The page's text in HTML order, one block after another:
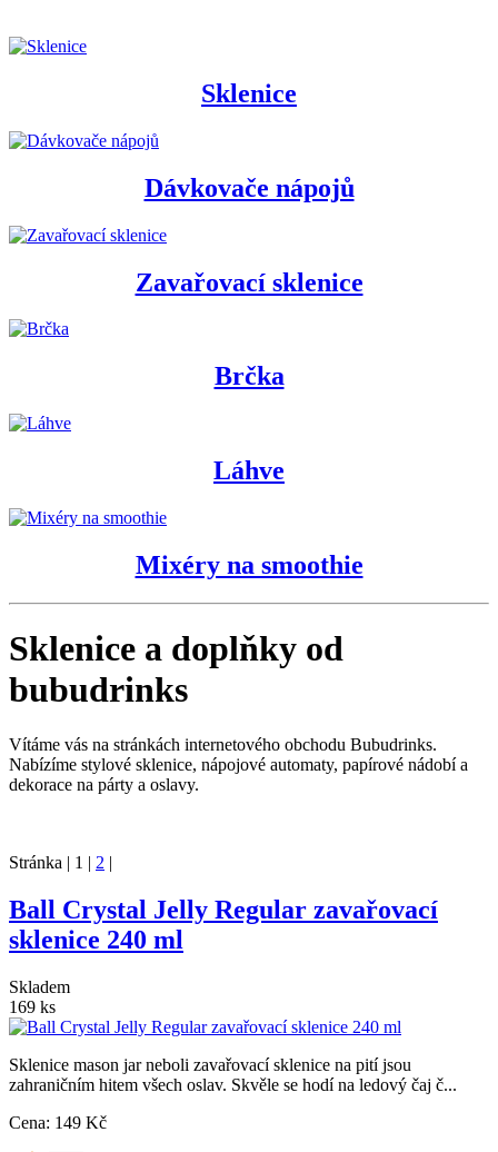
Sklenice
Dávkovače nápojů
Zavařovací sklenice
Brčka
Láhve
Mixéry na smoothie
Sklenice a doplňky od
bubudrinks
Vítáme vás na stránkách internetového obchodu Bubudrinks.
Nabízíme stylové sklenice, nápojové automaty, papírové nádobí a
dekorace na párty a oslavy.
Stránka | 1 | 2 |
Ball Crystal Jelly Regular zavařovací
sklenice 240 ml
Skladem
169 ks
Sklenice mason jar neboli zavařovací sklenice na pití jsou
zahraničním hitem všech oslav. Skvěle se hodí na ledový čaj č...
Cena: 149 Kč